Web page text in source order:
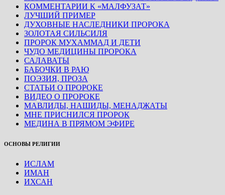
КОММЕНТАРИИ К «МАЛФУЗАТ»
ЛУЧШИЙ ПРИМЕР
ДУХОВНЫЕ НАСЛЕДНИКИ ПРОРОКА
ЗОЛОТАЯ СИЛЬСИЛЯ
ПРОРОК МУХАММАД И ДЕТИ
ЧУДО МЕДИЦИНЫ ПРОРОКА
САЛАВАТЫ
БАБОЧКИ В РАЮ
ПОЭЗИЯ, ПРОЗА
СТАТЬИ О ПРОРОКЕ
ВИДЕО О ПРОРОКЕ
МАВЛИДЫ, НАШИДЫ, МЕНАДЖАТЫ
МНЕ ПРИСНИЛСЯ ПРОРОК
МЕДИНА В ПРЯМОМ ЭФИРЕ
ОСНОВЫ РЕЛИГИИ
ИСЛАМ
ИМАН
ИХСАН